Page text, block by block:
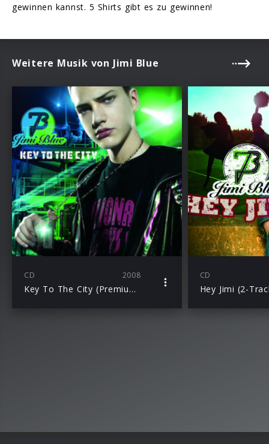
gewinnen kannst. 5 Shirts gibt es zu gewinnen!
Weitere Musik von Jimi Blue
CD 2008
Key To The City (Premiumsingle)
CD
Hey Jimi (2-